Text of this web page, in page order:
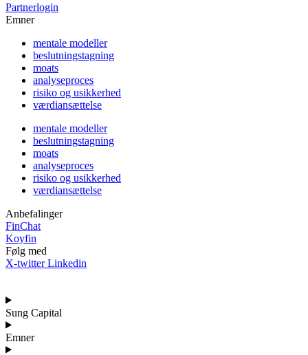
Partnerlogin
Emner
mentale modeller
beslutningstagning
moats
analyseproces
risiko og usikkerhed
værdiansættelse
mentale modeller
beslutningstagning
moats
analyseproces
risiko og usikkerhed
værdiansættelse
Anbefalinger
FinChat
Koyfin
Følg med
X-twitter Linkedin
Sung Capital
Emner